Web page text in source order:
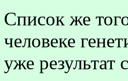
Список же
человеке
уже результат